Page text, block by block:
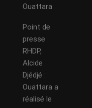
Ouattara
Point de
presse
RHDP,
Alcide
Djédjé :
Ouattara a
réalisé le